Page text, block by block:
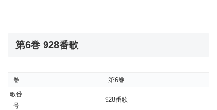
第6巻 928番歌
巻
第6巻
歌番
号
928番歌